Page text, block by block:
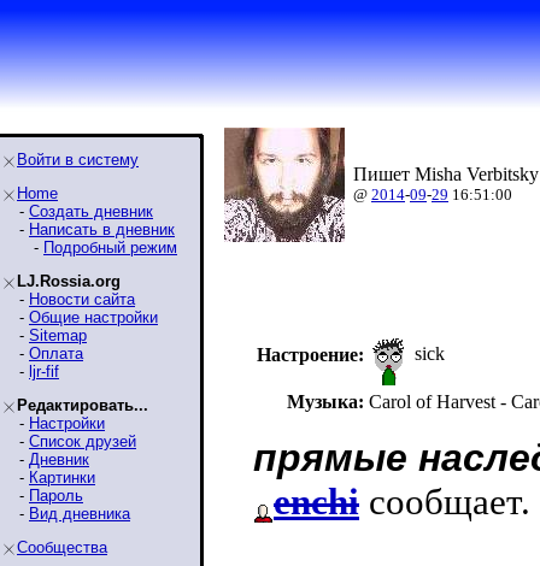
Войти в систему
Home
- Создать дневник
- Написать в дневник
- Подробный режим
LJ.Rossia.org
- Новости сайта
- Общие настройки
- Sitemap
- Оплата
- ljr-fif
Редактировать...
- Настройки
- Список друзей
- Дневник
- Картинки
- Пароль
- Вид дневника
Сообщества
Пишет Misha
@ 2014-09-29 16:51:00
Настроение: sick
Музыка: Carol of Harvest -
прямые
enchi сообщает.